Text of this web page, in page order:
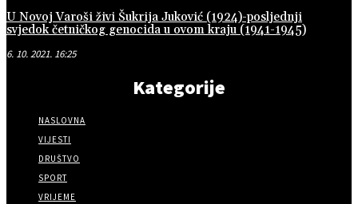
U Novoj Varoši živi Šukrija Juković (1924)-posljednji
svjedok četničkog genocida u ovom kraju (1941-1945)
6. 10. 2021. 16:25
Kategorije
NASLOVNA
VIJESTI
DRUŠTVO
SPORT
VRIJEME